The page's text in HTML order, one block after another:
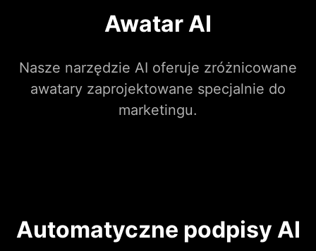
Awatar AI
Nasze narzędzie AI oferuje zróżnicowane
awatary zaprojektowane specjalnie do
marketingu.
Automatyczne podpisy AI